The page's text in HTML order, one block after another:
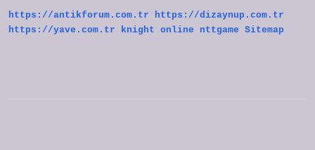
https://antikforum.com.tr
https://dizaynup.com.tr
https://yave.com.tr
knight online nttgame Sitemap